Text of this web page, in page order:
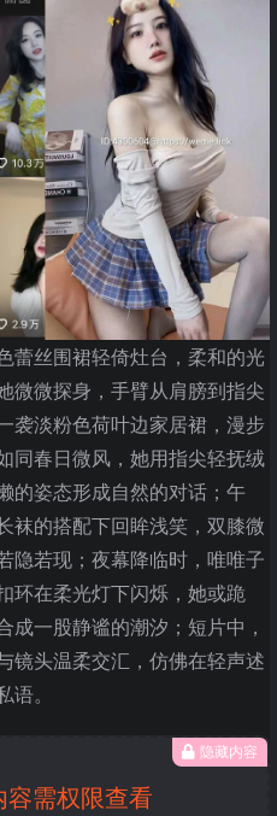
蕾丝围裙轻倚灶台，柔和的光
微微探身，手臂从肩膀到指尖
袭淡粉色荷叶边家居裙，漫步
同春日微风，她用指尖轻抚绒
的姿态形成自然的对话；午
袜的搭配下回眸浅笑，双膝微
隐若现；夜幕降临时，唯唯子
环在柔光灯下闪烁，她或跪
一股静谧的潮汐；短片中，
镜头温柔交汇，仿佛在轻声述
。
隐藏内容
容需权限查看